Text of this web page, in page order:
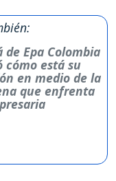
de Epa Colombia
cómo está su
en medio de la
que enfrenta